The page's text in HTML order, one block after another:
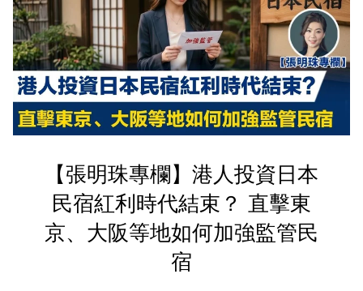
【張明珠專欄】港人投資日本
民宿紅利時代結束？ 直擊東
京、大阪等地如何加強監管民
宿